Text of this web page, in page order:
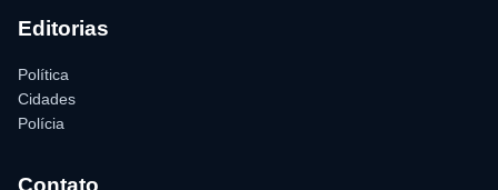
Editorias
Política
Cidades
Polícia
Contato